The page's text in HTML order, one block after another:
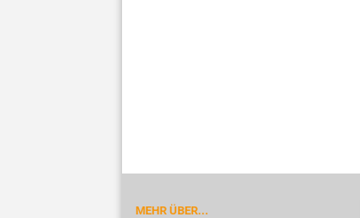
MEHR ÜBER...